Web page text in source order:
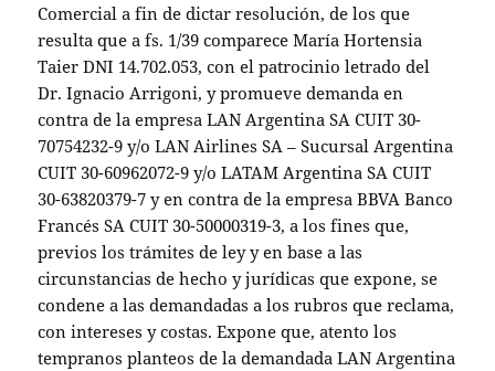
Comercial a fin de dictar resolución, de los que
resulta que a fs. 1/39 comparece María Hortensia
Taier DNI 14.702.053, con el patrocinio letrado del
Dr. Ignacio Arrigoni, y promueve demanda en
contra de la empresa LAN Argentina SA CUIT 30-
70754232-9 y/o LAN Airlines SA – Sucursal Argentina
CUIT 30-60962072-9 y/o LATAM Argentina SA CUIT
30-63820379-7 y en contra de la empresa BBVA Banco
Francés SA CUIT 30-50000319-3, a los fines que,
previos los trámites de ley y en base a las
circunstancias de hecho y jurídicas que expone, se
condene a las demandadas a los rubros que reclama,
con intereses y costas. Expone que, atento los
tempranos planteos de la demandada LAN Argentina